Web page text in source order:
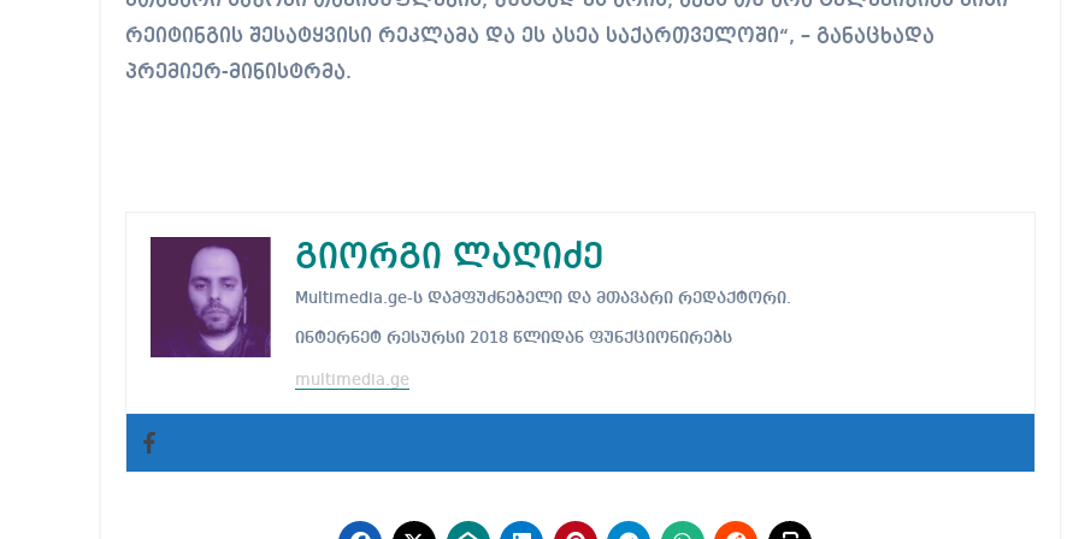
რეიტინგის შესატყვისი რეკლამა და ეს ასეა საქართველოში“, – განაცხადა
პრემიერ-მინისტრმა.
გიორგი ლაღიძე
Multimedia.ge-ს დამფუძნებელი და მთავარი რედაქტორი.
ინტერნეტ რესურსი 2018 წლიდან ფუნქციონირებს
multimedia.ge